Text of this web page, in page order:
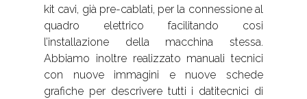
kit cavi, già pre-cablati, per la connessione al
quadro elettrico facilitando cosi
l’installazione della macchina stessa.
Abbiamo inoltre realizzato manuali tecnici
con nuove immagini e nuove schede
grafiche per descrivere tutti i datitecnici di